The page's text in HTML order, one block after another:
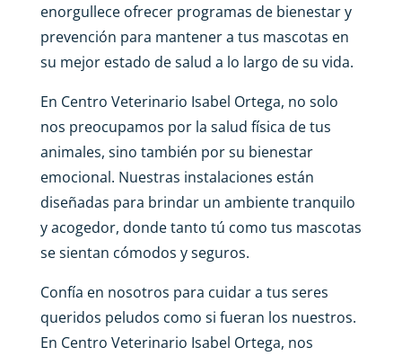
enorgullece ofrecer programas de bienestar y
prevención para mantener a tus mascotas en
su mejor estado de salud a lo largo de su vida.
En Centro Veterinario Isabel Ortega, no solo
nos preocupamos por la salud física de tus
animales, sino también por su bienestar
emocional. Nuestras instalaciones están
diseñadas para brindar un ambiente tranquilo
y acogedor, donde tanto tú como tus mascotas
se sientan cómodos y seguros.
Confía en nosotros para cuidar a tus seres
queridos peludos como si fueran los nuestros.
En Centro Veterinario Isabel Ortega, nos